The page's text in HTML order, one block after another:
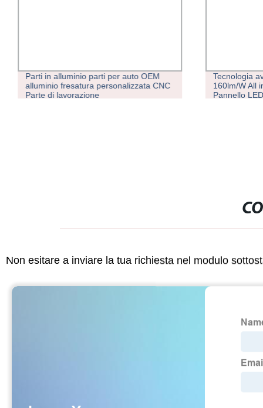
Parti in alluminio parti per auto OEM
alluminio fresatura personalizzata CNC
Parte di lavorazione
Tecnologia
160lm/W All
Pannello
Non esitare a inviare la tua richiesta nel modulo